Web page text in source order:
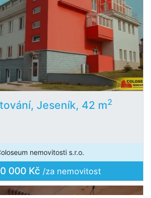
Jeseník, 42 m2
nemovitosti s.r.o.
000 Kč /za nemovitost